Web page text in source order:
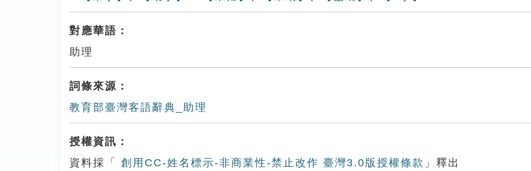
對應華語：
助理
詞條來源：
教育部臺灣客語辭典_助理
授權資訊：
資料採「
創用CC-姓名標示-非商業性-禁止改作 臺灣3.0版授權條款 」釋出